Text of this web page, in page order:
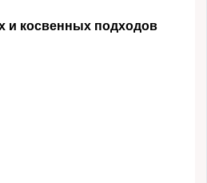
и косвенных подходов